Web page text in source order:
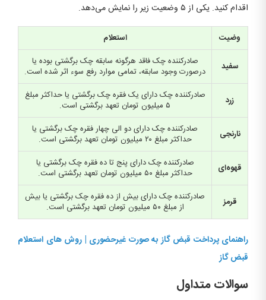
اقدام کنید. یکی از ۵ وضعیت زیر را نمایش می‌دهد.
وضیت استعلام
سفید
صادرکننده چک فاقد هرگونه سابقه چک برگشتی بوده یا
درصورت وجود سابقه، تمامی موارد رفع سوء اثر شده است.
زرد
صادرکننده چک دارای یک فقره چک برگشتی یا حداکثر مبلغ
۵ میلیون تومان تعهد برگشتی است.
نارنجی
صادرکننده چک دارای دو الی چهار فقره چک برگشتی یا
حداکثر مبلغ ۲۰ میلیون تومان تعهد برگشتی است.
قهوه‌ای
صادرکننده چک دارای پنج تا ده فقره چک برگشتی یا
حداکثر مبلغ ۵۰ میلیون تومان تعهد برگشتی است.
قرمز
صادرکننده چک دارای بیش از ده فقره چک برگشتی یا بیش
از مبلغ ۵۰ میلیون تومان تعهد برگشتی است.
راهنمای پرداخت قبض گاز به صورت غیرحضوری | روش های استعلام
قبض گاز
سوالات متداول